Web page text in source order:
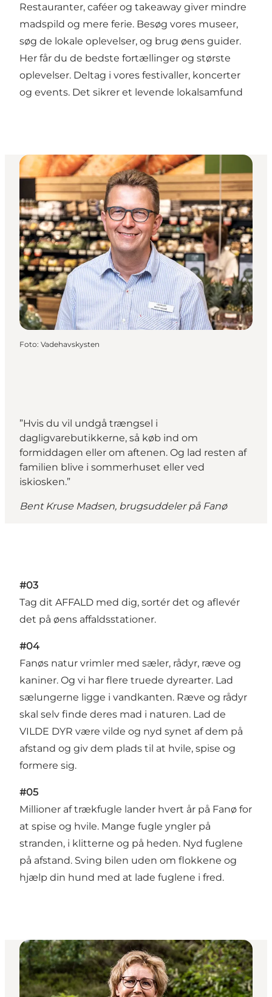
Restauranter, caféer og takeaway giver mindre
madspild og mere ferie. Besøg vores museer,
søg de lokale oplevelser, og brug øens guider.
Her får du de bedste fortællinger og største
oplevelser. Deltag i vores festivaller, koncerter
og events. Det sikrer et levende lokalsamfund
Foto: Vadehavskysten
”Hvis du vil undgå trængsel i
dagligvarebutikkerne, så køb ind om
formiddagen eller om aftenen. Og lad resten af
familien blive i sommerhuset eller ved
iskiosken.”
Bent Kruse Madsen, brugsuddeler på Fanø
#03
Tag dit AFFALD med dig, sortér det og aflevér
det på øens affaldsstationer.
#04
Fanøs natur vrimler med sæler, rådyr, ræve og
kaniner. Og vi har flere truede dyrearter. Lad
sælungerne ligge i vandkanten. Ræve og rådyr
skal selv finde deres mad i naturen. Lad de
VILDE DYR være vilde og nyd synet af dem på
afstand og giv dem plads til at hvile, spise og
formere sig.
#05
Millioner af trækfugle lander hvert år på Fanø for
at spise og hvile. Mange fugle yngler på
stranden, i klitterne og på heden. Nyd fuglene
på afstand. Sving bilen uden om flokkene og
hjælp din hund med at lade fuglene i fred.